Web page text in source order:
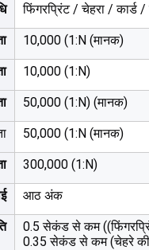
फिंगरप्रिंट / चेहरा / कार्ड
10,000 (1:N (मानक)
10,000 (1:N)
50,000 (1:N) (मानक)
50,000 (1:N (मानक)
300,000 (1:N)
आठ अंक
0.5 सेकंड से कम
0.35 सेकंड से कम (चेहरे की